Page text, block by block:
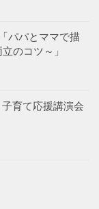
パパとママで描
のコツ～」
育て応援講演会